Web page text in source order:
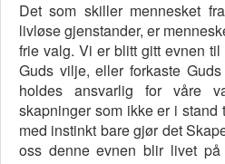
Det som skiller mennesket
livløse gjenstander, er
frie valg. Vi er blitt gitt evnen
Guds vilje, eller forkaste
holdes ansvarlig for våre
skapninger som ikke er i
med instinkt bare gjør det
oss denne evnen blir livet